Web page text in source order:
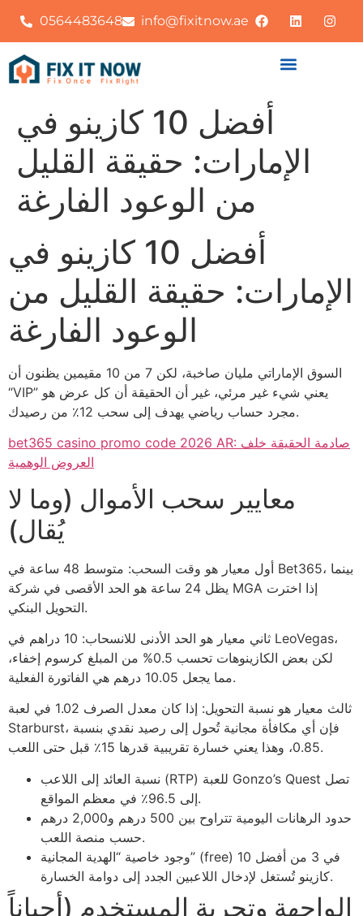
0564483648 info@fixitnow.ae
أفضل 10 كازينو في
الإمارات: حقيقة القليل
من الوعود الفارغة
أفضل 10 كازينو في
الإمارات: حقيقة القليل من
الوعود الفارغة
السوق الإماراتي مليان صاخبة، لكن 7 من 10 مقيمين يظنون أن
“VIP” يعني شيء غير مرئي، غير أن الحقيقة أن كل عرض هو
مجرد حساب رياضي يهدف إلى سحب 12٪ من رصيدك.
bet365 casino promo code 2026 AR: صادمة الحقيقة خلف
العروض الوهمية
معايير سحب الأموال (وما لا
يُقال)
أول معيار هو وقت السحب: متوسط 48 ساعة في Bet365، بينما
يظل 24 ساعة هو الحد الأقصى في شركة MGA إذا اخترت
التحويل البنكي.
ثاني معيار هو الحد الأدنى للانسحاب: 10 دراهم في LeoVegas،
لكن بعض الكازينوهات تحسب 0.5% من المبلغ كرسوم إخفاء،
مما يجعل 10.05 درهم هي الفاتورة الفعلية.
ثالث معيار هو نسبة التحويل: إذا كان معدل الصرف 1.02 في لعبة
Starburst، فإن أي مكافأة مجانية تُحول إلى رصيد نقدي بنسبة
0.85، وهذا يعني خسارة تقريبية قدرها 15٪ قبل حتى اللعب.
نسبة العائد إلى اللاعب (RTP) للعبة Gonzo’s Quest تصل
إلى 96.5٪ في معظم المواقع.
حدود الرهانات اليومية تتراوح بين 500 درهم و2,000 درهم
حسب منصة اللعب.
وجود خاصية “الهدية المجانية” (free) في 3 من أفضل 10
كازينو تُستغل لإدخال اللاعبين الجدد إلى دوامة الخسارة.
الواجهة وتجربة المستخدم (أحياناً